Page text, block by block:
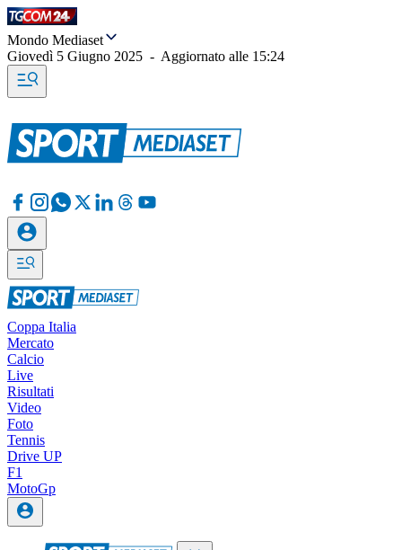
Mondo Mediaset
Giovedì 5 Giugno 2025 - Aggiornato alle 15:24
Coppa Italia
Mercato
Calcio
Live
Risultati
Video
Foto
Tennis
Drive UP
F1
MotoGp